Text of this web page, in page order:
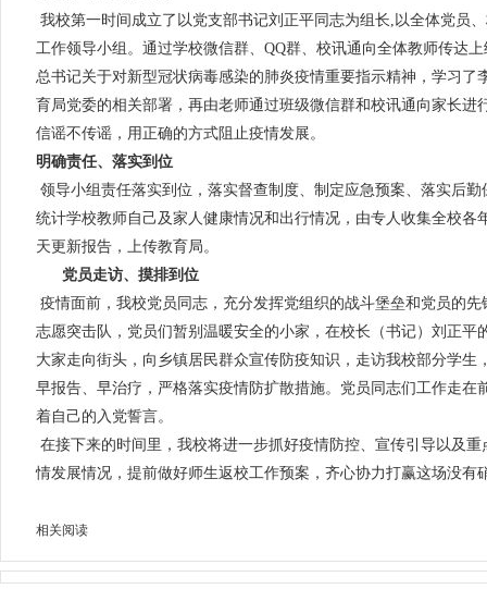
我校第一时间成立了以党支部书记刘正平同志为组长,以全体党员
工作领导小组。通过学校微信群、QQ群、校讯通向全体教师传达
总书记关于对新型冠状病毒感染的肺炎疫情重要指示精神，学习了
育局党委的相关部署，再由老师通过班级微信群和校讯通向家长进
信谣不传谣，用正确的方式阻止疫情发展。
明确责任、落实到位
领导小组责任落实到位，落实督查制度、制定应急预案、落实后
统计学校教师自己及家人健康情况和出行情况，由专人收集全校各
天更新报告，上传教育局。
党员走访、摸排到位
疫情面前，我校党员同志，充分发挥党组织的战斗堡垒和党员的
志愿突击队，党员们暂别温暖安全的小家，在校长（书记）刘正平
大家走向街头，向乡镇居民群众宣传防疫知识，走访我校部分学生
早报告、早治疗，严格落实疫情防扩散措施。党员同志们工作走在
着自己的入党誓言。
在接下来的时间里，我校将进一步抓好疫情防控、宣传引导以及
情发展情况，提前做好师生返校工作预案，齐心协力打赢这场没有
相关阅读